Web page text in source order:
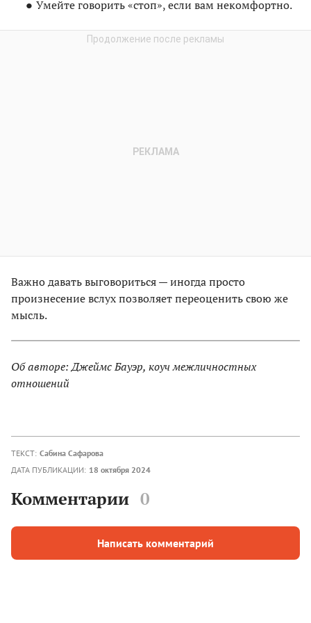
Умейте говорить «стоп», если вам некомфортно.
Важно давать выговориться — иногда просто
произнесение вслух позволяет переоценить свою же
мысль.
Об авторе: Джеймс Бауэр, коуч межличностных
отношений
ТЕКСТ: Сабина Сафарова
ДАТА ПУБЛИКАЦИИ: 18 октября 2024
Комментарии 0
Написать комментарий